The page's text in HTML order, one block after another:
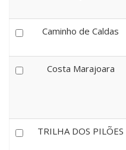
Caminho de Caldas
Costa Marajoara
TRILHA DOS PILÕES